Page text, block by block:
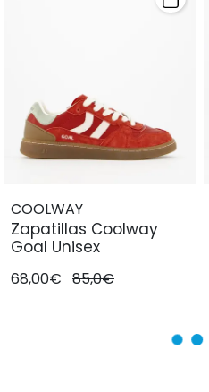
COOLWAY
Zapatillas Coolway
Goal Unisex
68,00€ 85,0€